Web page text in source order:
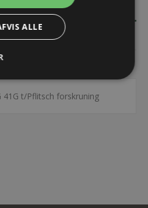
41G t/Pflitsch forskruning
ALLE